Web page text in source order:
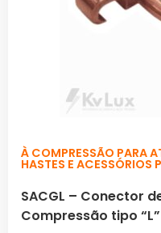
À COMPRESSÃO PARA
HASTES E ACESSÓRIOS
SACGL – Conector
Compressão tipo “L”